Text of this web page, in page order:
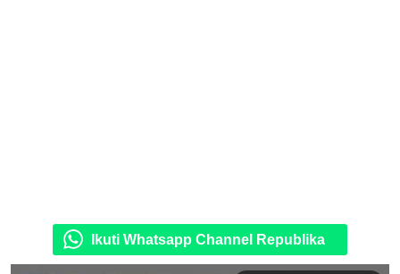
Ikuti Whatsapp Channel Republika